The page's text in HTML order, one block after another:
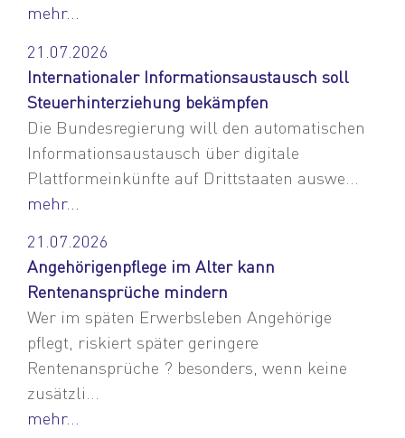
mehr...
21.07.2026
Internationaler Informationsaustausch soll
Steuerhinterziehung bekämpfen
Die Bundesregierung will den automatischen
Informationsaustausch über digitale
Plattformeinkünfte auf Drittstaaten auswe...
mehr...
21.07.2026
Angehörigenpflege im Alter kann
Rentenansprüche mindern
Wer im späten Erwerbsleben Angehörige
pflegt, riskiert später geringere
Rentenansprüche ? besonders, wenn keine
zusätzli...
mehr...